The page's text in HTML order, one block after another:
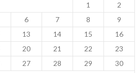
1
2
6 7 8
9
13 14 15
16
20 21 22
23
27 28 29
30